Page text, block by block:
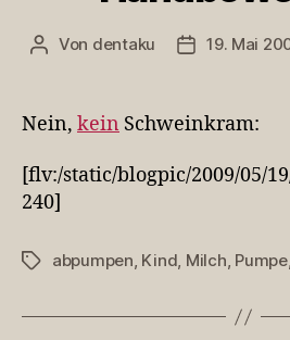
Beitragsautor
Von dentaku 19. Mai
Nein, kein Schweinkram:
[flv:/static/blogpic/2009/05/
240]
Schlagwörter
abpumpen, Kind, Milch, Pumpe,